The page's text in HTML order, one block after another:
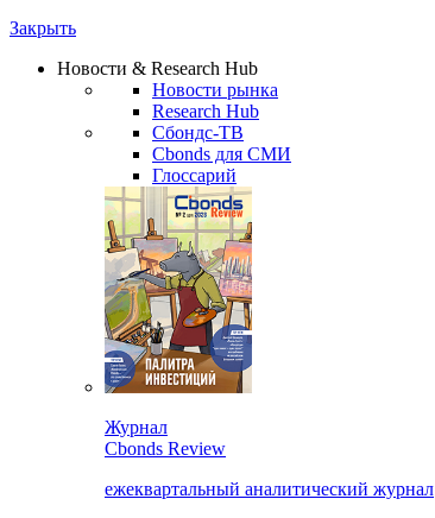
Закрыть
Новости & Research Hub
Новости рынка
Research Hub
Сбондс-ТВ
Cbonds для СМИ
Глоссарий
Журнал
Cbonds Review
ежеквартальный аналитический журнал